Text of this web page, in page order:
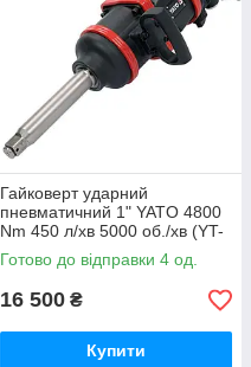
Гайковерт ударний
пневматичний 1" YATO 4800
Nm 450 л/хв 5000 об./хв (YT-
09618)
Готово до відправки 4 од.
16 500 ₴
Купити